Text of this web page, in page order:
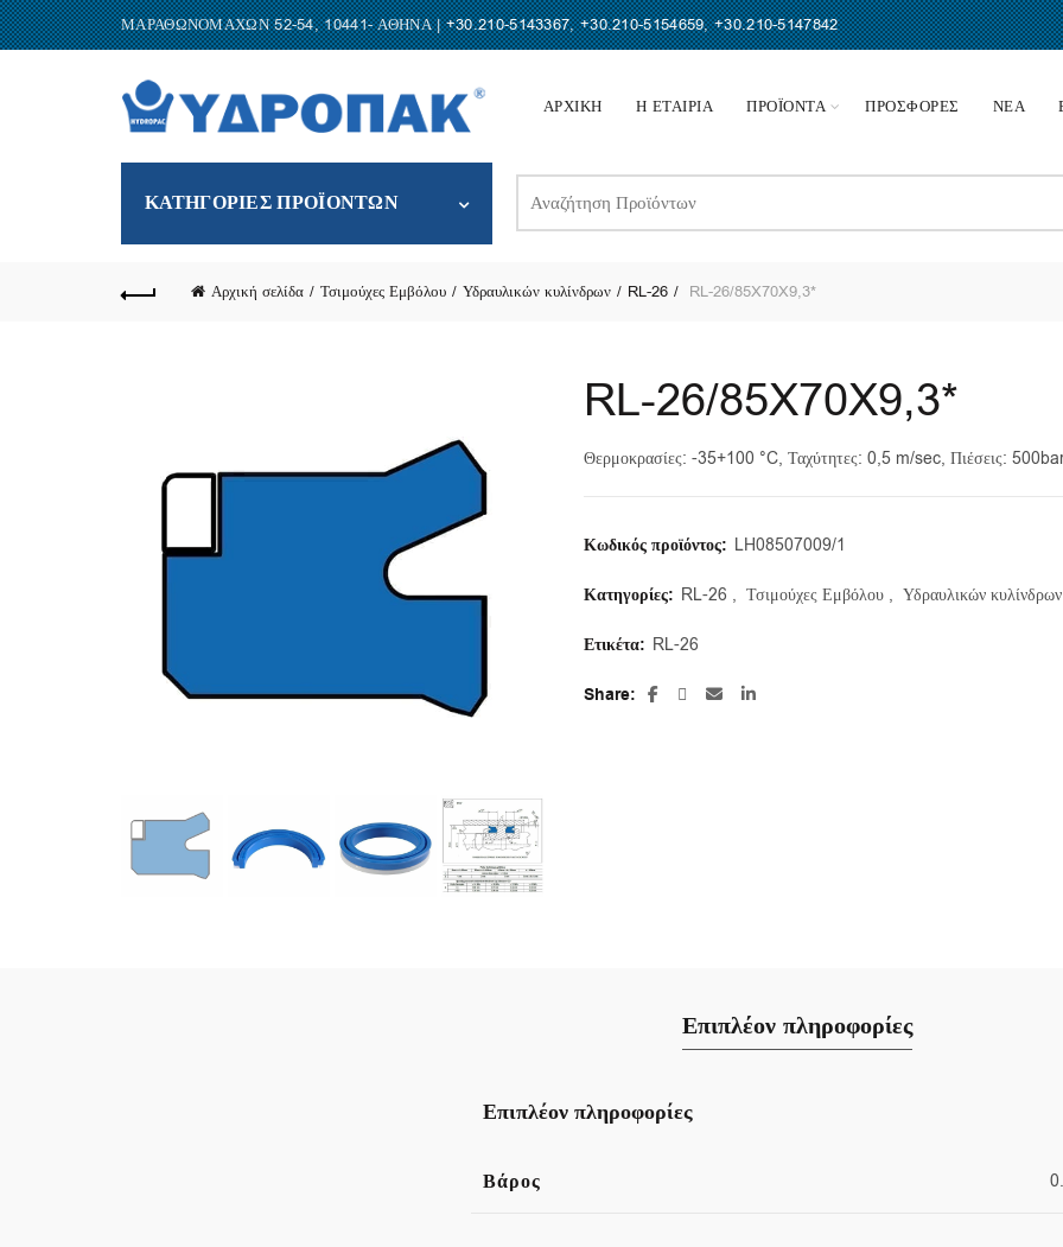
ΜΑΡΑΘΩΝΟΜΑΧΩΝ 52-54, 10441- ΑΘΗΝΑ |+30.210-5143367,+30.210-5154659,+30.210-5147842
ΑΡΧΙΚΗ Η ΕΤΑΙΡΙΑ ΠΡΟΪΟΝΤΑ ΠΡΟΣΦΟΡΕΣ ΝΕΑ
ΚΑΤΗΓΟΡΙΕΣ ΠΡΟΪΟΝΤΩΝ
for:
Αρχική σελίδα Τσιμούχες Εμβόλου Υδραυλικών κυλίνδρων RL-26 RL-26/85X70X9,3*
RL-26/85X70X9,3*
Θερμοκρασίες: -35+100 °C, Ταχύτητες: 0,5 m/sec, Πιέσεις:
Κωδικός προϊόντος: LH08507009/1
Κατηγορίες: RL-26 , Τσιμούχες Εμβόλου , Υδραυλικών κυλίνδρων
Ετικέτα: RL-26
Share
Επιπλέον πληροφορίες
Επιπλέον πληροφορίες
Βάρος